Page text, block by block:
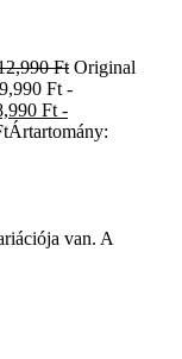
Ft Original
Ft -
Ft -
van. A